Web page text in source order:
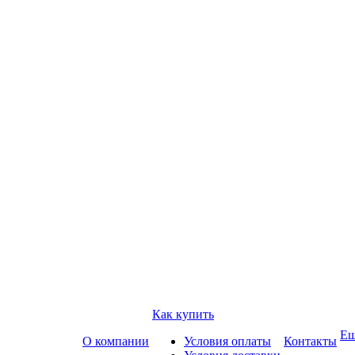
О компании
Как купить
Условия оплаты
Контакты